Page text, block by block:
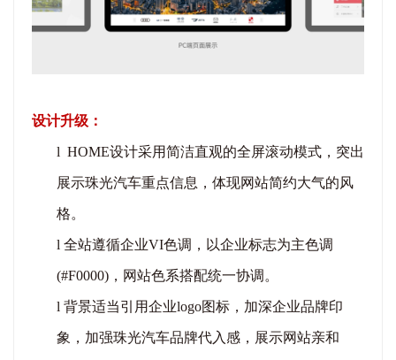
设计升级：
l HOME设计采用简洁直观的全屏滚动模式，突出
展示珠光汽车重点信息，体现网站简约大气的风
格。
l 全站遵循企业VI色调，以企业标志为主色调
(#F0000)，网站色系搭配统一协调。
l 背景适当引用企业logo图标， 加深企业品牌印
象，加强珠光汽车品牌代入感，展示网站亲和